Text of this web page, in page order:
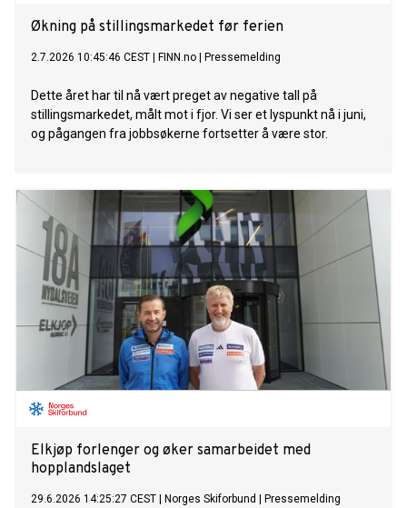
Økning på stillingsmarkedet før ferien
2.7.2026 10:45:46 CEST FINN.no Pressemelding
Dette året har til nå vært preget av negative tall på
stillingsmarkedet, målt mot i fjor. Vi ser et lyspunkt nå i juni,
og pågangen fra jobbsøkerne fortsetter å være stor.
Elkjøp forlenger og øker samarbeidet med
hopplandslaget
29.6.2026 14:25:27 CEST Norges Skiforbund Pressemelding